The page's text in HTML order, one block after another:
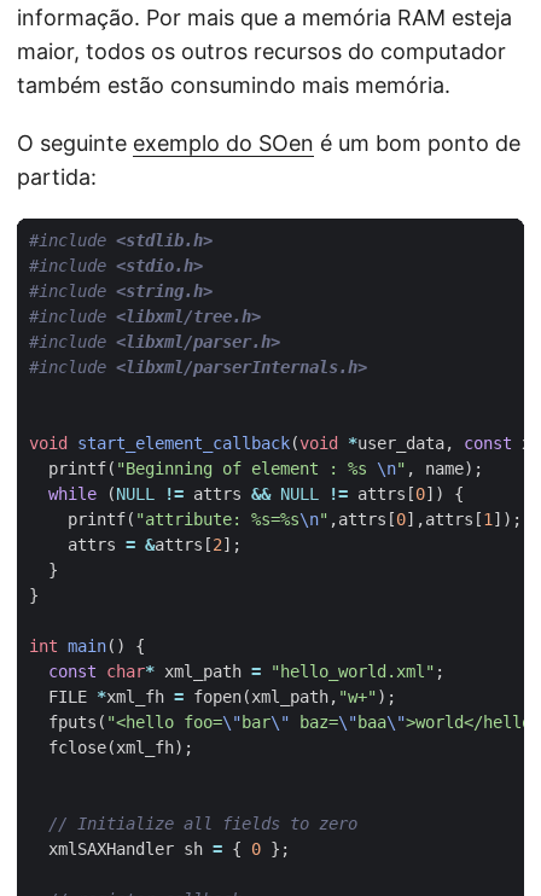
informação. Por mais que a memória RAM esteja
maior, todos os outros recursos do computador
também estão consumindo mais memória.
O seguinte exemplo do SOen é um bom ponto de
partida:
#include <stdlib.h>
#include <stdio.h>
#include <string.h>
#include <libxml/tree.h>
#include <libxml/parser.h>
#include <libxml/parserInternals.h>
void start_element_callback(void *user_data, const
printf( "Beginning of element : %s \n" , name);
while
(NULL != attrs && NULL != attrs [0])
{
printf( "attribute: %s=%s\n" ,attrs [0],attrs [1]);
attrs = &attrs [2];
}
}
int main()
{
const
char* xml_path = "hello_world.xml" ;
FILE *xml_fh = fopen(xml_path, "w+");
fputs ( "<hello foo=\"bar\" baz=\"baa\">world</
fclose(xml_fh);
xmlSAXHandler sh = { 0 };